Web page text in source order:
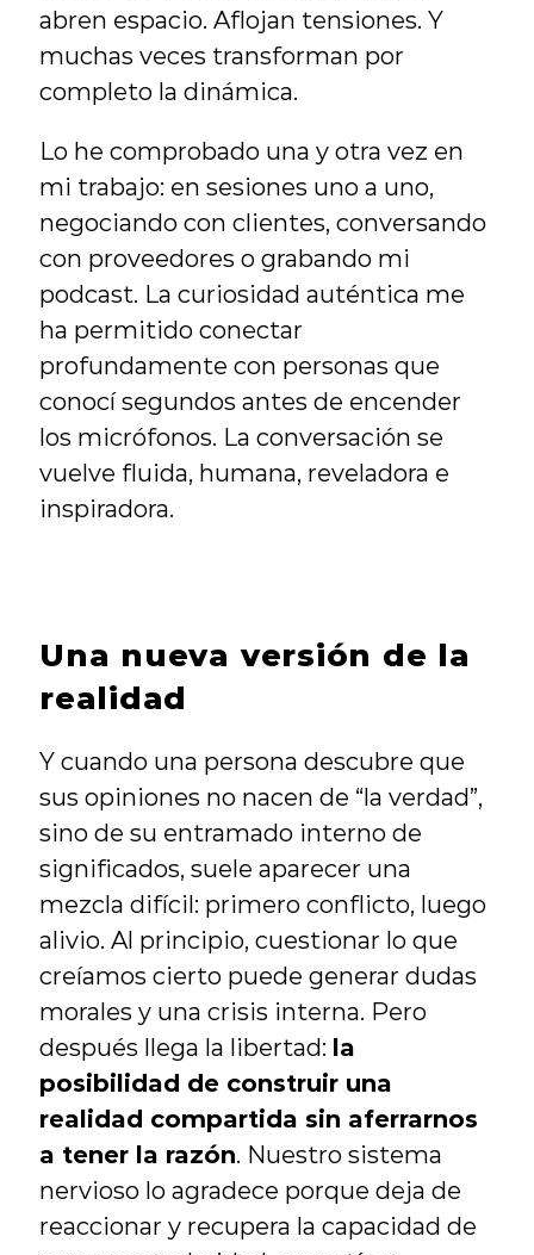
abren espacio. Aflojan tensiones. Y
muchas veces transforman por
completo la dinámica.
Lo he comprobado una y otra vez en
mi trabajo: en sesiones uno a uno,
negociando con clientes, conversando
con proveedores o grabando mi
podcast. La curiosidad auténtica me
ha permitido conectar
profundamente con personas que
conocí segundos antes de encender
los micrófonos. La conversación se
vuelve fluida, humana, reveladora e
inspiradora.
Una nueva versión de la
realidad
Y cuando una persona descubre que
sus opiniones no nacen de “la verdad”,
sino de su entramado interno de
significados, suele aparecer una
mezcla difícil: primero conflicto, luego
alivio. Al principio, cuestionar lo que
creíamos cierto puede generar dudas
morales y una crisis interna. Pero
después llega la libertad: la
posibilidad de construir una
realidad compartida sin aferrarnos
a tener la razón. Nuestro sistema
nervioso lo agradece porque deja de
reaccionar y recupera la capacidad de